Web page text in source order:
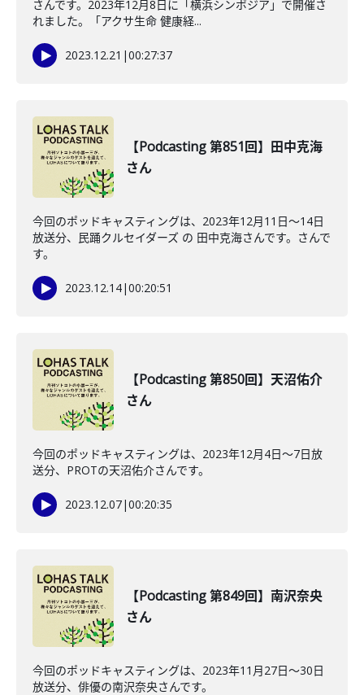
さんです。2023年12月8日に「横浜シンポジア」で開催さ
れました。「アクサ生命 健康経...
2023.12.21 |00:27:37
【Podcasting 第851回】田中克海
さん
今回のポッドキャスティングは、2023年12月11日〜14日
放送分、民踊クルセイダーズ の 田中克海さんです。さんで
す。
2023.12.14|00:20:51
【Podcasting 第850回】天沼佑介
さん
今回のポッドキャスティングは、2023年12月4日〜7日放
送分、PROTの天沼佑介さんです。
2023.12.07|00:20:35
【Podcasting 第849回】南沢奈央
さん
今回のポッドキャスティングは、2023年11月27日〜30日
放送分、俳優の南沢奈央さんです。